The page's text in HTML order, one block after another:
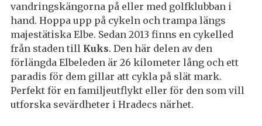
vandringskängorna på eller med golfklubban i
hand. Hoppa upp på cykeln och trampa längs
majestätiska Elbe. Sedan 2013 finns en cykelled
från staden till Kuks. Den här delen av den
förlängda Elbeleden är 26 kilometer lång och ett
paradis för dem gillar att cykla på slät mark.
Perfekt för en familjeutflykt eller för den som vill
utforska sevärdheter i Hradecs närhet.